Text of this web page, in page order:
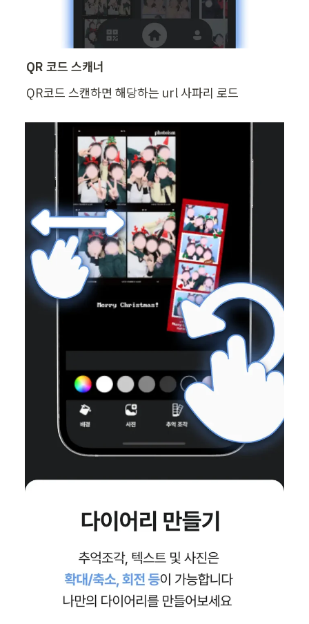
QR 코드 스캐너
QR코드 스캔하면 해당하는 url 사파리 로드